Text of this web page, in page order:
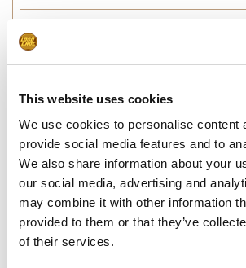
This website uses cookies
We use cookies to personalise content
provide social media features and to
We also share information about your
our social media, advertising and
may combine it with other information
provided to them or that they’ve
of their services.
**Uiteindelijke prijzen kunnen afwijken door
de winkelwagen.
Specificaties
Verpakking